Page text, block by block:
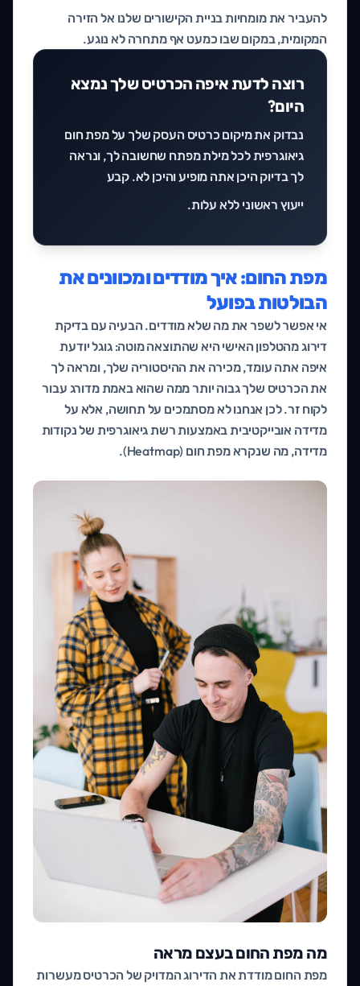
להעביר את מומחיות בניית הקישורים שלנו אל הזירה
המקומית, במקום שבו כמעט אף מתחרה לא נוגע.
רוצה לדעת איפה הכרטיס שלך נמצא
היום?
נבדוק את מיקום כרטיס העסק שלך על מפת חום
גיאוגרפית לכל מילת מפתח שחשובה לך, ונראה
לך בדיוק היכן אתה מופיע והיכן לא. קבע
ייעוץ ראשוני ללא עלות.
מפת החום: איך מודדים ומכוונים את
הבולטות בפועל
אי אפשר לשפר את מה שלא מודדים. הבעיה עם בדיקת
דירוג מהטלפון האישי היא שהתוצאה מוטה: גוגל יודעת
איפה אתה עומד, מכירה את ההיסטוריה שלך, ומראה לך
את הכרטיס שלך גבוה יותר ממה שהוא באמת מדורג עבור
לקוח זר. לכן אנחנו לא מסתמכים על תחושה, אלא על
מדידה אובייקטיבית באמצעות רשת גיאוגרפית של נקודות
מדידה, מה שנקרא מפת חום (Heatmap).
מה מפת החום בעצם מראה
מפת החום מודדת את הדירוג המדויק של הכרטיס מעשרות